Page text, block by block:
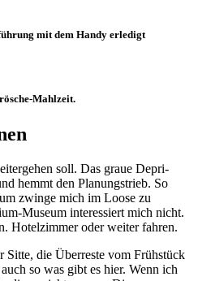
mit dem Handy erledigt
Mahlzeit.
soll. Das graue Depri-
hemmt den Planungstrieb. So
zwinge mich im Loose zu
Museum interessiert mich nicht.
Hotelzimmer oder weiter fahren.
Sitte, die Überreste vom Frühstück
so was gibt es hier. Wenn ich